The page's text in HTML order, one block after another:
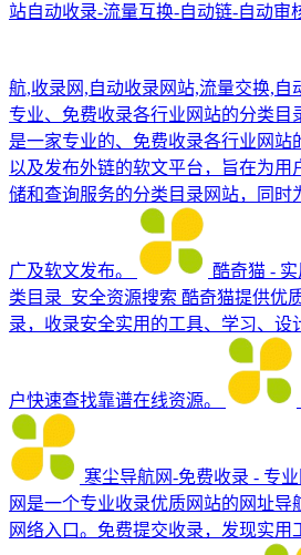
站自动收录-流量互换-自动链-自动审
航,收录网,自动收录网站,流量交换,自
专业、免费收录各行业网站的分类目
是一家专业的、免费收录各行业网站
以及发布外链的软文平台，旨在为用
储和查询服务的分类目录网站，同时
广及软文发布。
酷奇猫 -
类目录_安全资源搜索 酷奇猫提供优
录，收录安全实用的工具、学习、设
户快速查找靠谱在线资源。
寒尘导航网-免费收录 - 专
网是一个专业收录优质网站的网址导
网络入口。免费提交收录，发现实用